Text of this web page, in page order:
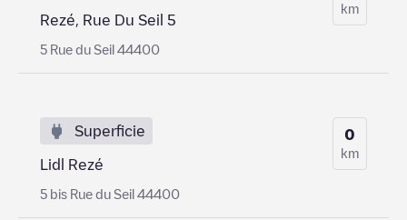
Rezé, Rue Du Seil 5
5 Rue du Seil 44400
km
Superficie
Lidl Rezé
5 bis Rue du Seil 44400
0
km